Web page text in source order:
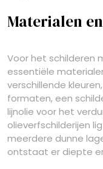
Materialen
Voor het schilderen
essentiële
verschillende
formaten, een
lijnolie voor het
olieverfschilderijen
meerdere dunne
ontstaat er diepte